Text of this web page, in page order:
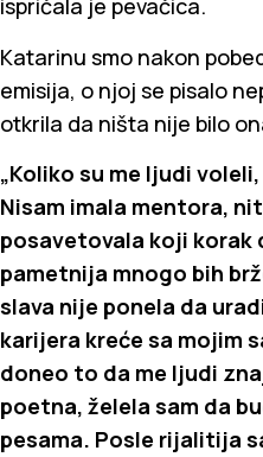
ispričala je pevačica.
Katarinu smo nakon
emisija, o njoj se pisalo
otkrila da ništa nije bilo
„Koliko su me ljudi
Nisam imala mentora,
posavetovala koji korak
pametnija mnogo bih
slava nije ponela da
karijera kreće sa mojim
doneo to da me ljudi
poetna, želela sam da
pesama. Posle rijalitija